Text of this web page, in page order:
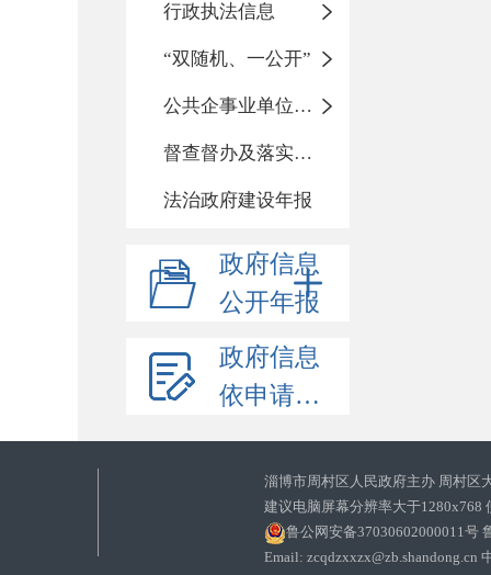
行政执法信息
“双随机、一公开”
公共企事业单位信息公开
督查督办及落实整改情况
法治政府建设年报
政府信息
公开年报
政府信息
依申请公开
淄博市周村区人民政府主办 周村区
建议电脑屏幕分辨率大于1280x768
鲁公网安备37030602000011号
Email: zcqdzxxzx@zb.shandong.cn